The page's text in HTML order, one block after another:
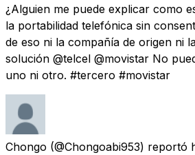
¿Alguien me puede explicar como
la portabilidad telefónica sin
de eso ni la compañía de origen ni
solución @telcel @movistar No
uno ni otro. #tercero #movistar
Chongo (@Chongoabi953) reportó